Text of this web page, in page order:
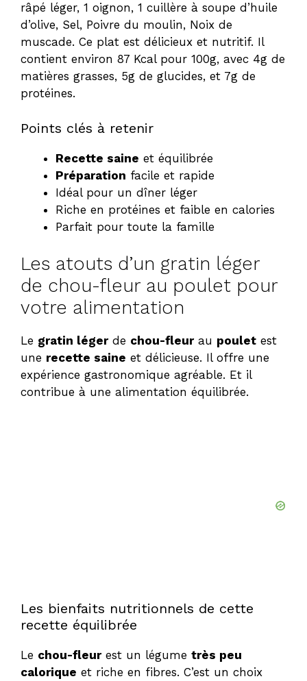
râpé léger, 1 oignon, 1 cuillère à soupe d’huile
d’olive, Sel, Poivre du moulin, Noix de
muscade. Ce plat est délicieux et nutritif. Il
contient environ 87 Kcal pour 100g, avec 4g de
matières grasses, 5g de glucides, et 7g de
protéines.
Points clés à retenir
Recette saine et équilibrée
Préparation facile et rapide
Idéal pour un dîner léger
Riche en protéines et faible en calories
Parfait pour toute la famille
Les atouts d’un gratin léger
de chou-fleur au poulet pour
votre alimentation
Le gratin légerde chou-fleurau poulet est
une recette saine et délicieuse. Il offre une
expérience gastronomique agréable. Et il
contribue à une alimentation équilibrée.
Les bienfaits nutritionnels de cette
recette équilibrée
Le chou-fleurest un légume très peu
calorique et riche en fibres. C’est un choix